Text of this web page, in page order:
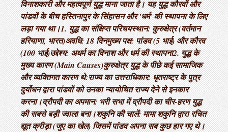
विनाशकारी और महत्वपूर्ण युद्ध माना जाता है। यह युद्ध कौरवों और
पांडवों के बीच हस्तिनापुर के सिंहासन और 'धर्म' की स्थापना के लिए
लड़ा गया था। ​1. युद्ध का संक्षिप्त परिचय ​स्थान: कुरुक्षेत्र (वर्तमान
हरियाणा, भारत) ​अवधि: 18 दिन ​मुख्य पक्ष: पांडव (5 भाई) और कौरव
(100 भाई) ​उद्देश्य: अधर्म का विनाश और धर्म की स्थापना ​2. युद्ध के
मुख्य कारण (Main Causes) ​कुरुक्षेत्र युद्ध के पीछे कई सामाजिक
और व्यक्तिगत कारण थे: ​राज्य का उत्तराधिकार: धृतराष्ट्र के पुत्र
दुर्योधन द्वारा पांडवों को उनका न्यायोचित राज्य देने से इनकार
करना। ​द्रौपदी का अपमान: भरी सभा में द्रौपदी का चीर-हरण युद्ध
की सबसे बड़ी ज्वाला बना। ​शकुनि की चालें: मामा शकुनि द्वारा रचित
द्यूत क्रीड़ा (जुए का खेल) जिसमें पांडव अपना सब कुछ हार गए थे। ​